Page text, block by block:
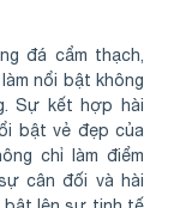
đá cẩm thạch,
nổi bật không
Sự kết hợp hài
bật vẻ đẹp của
chỉ làm điểm
cân đối và hài